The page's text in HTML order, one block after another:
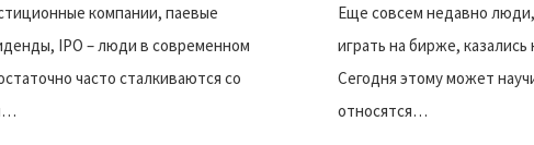
компании, паевые
IPO – люди в современном
часто сталкиваются со
Еще совсем недавно
играть на бирже,
Сегодня этому может
относятся…